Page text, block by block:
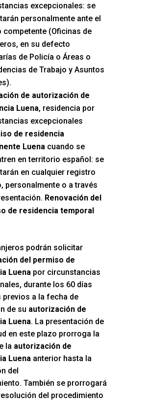
excepcionales: se
personalmente ante el
competente (Oficinas de
en su defecto
de Policía o Áreas o
de Trabajo y Asuntos
de autorización de
Luena, residencia por
excepcionales
de residencia
Luenacuando se
en territorio español: se
en cualquier registro
personalmente o a través
Renovación del
de residencia temporal
podrán solicitar
del permiso de
Luenapor circunstancias
durante los 60 días
previos a la fecha de
de su autorización de
Luena. La presentación de
en este plazo prorroga la
la autorización de
Luenaanterior hasta la
del
También se prorrogará
del procedimiento